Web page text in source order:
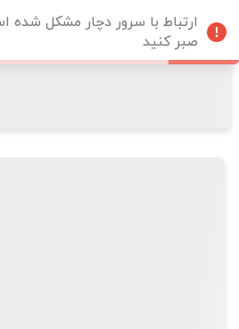
ارتباط با سرور دچار مشکل شده
صبر کنید